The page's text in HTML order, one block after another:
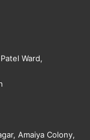
Ward,
Amaiya Colony,